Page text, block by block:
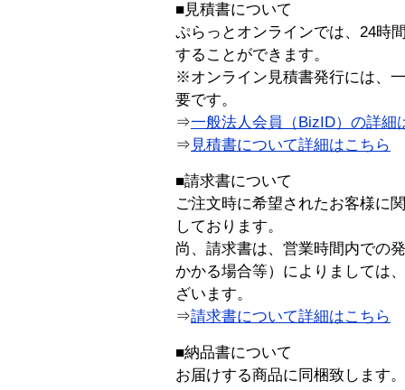
■見積書について
ぷらっとオンラインでは、24時
することができます。
※オンライン見積書発行には、
要です。
⇒一般法人会員（BizID）の詳細
⇒ 見積書について詳細はこちら
■請求書について
ご注文時に希望されたお客様に
しております。
尚、請求書は、営業時間内での
かかる場合等）によりましては
ざいます。
⇒請求書について詳細はこちら
■納品書について
お届けする商品に同梱致します。